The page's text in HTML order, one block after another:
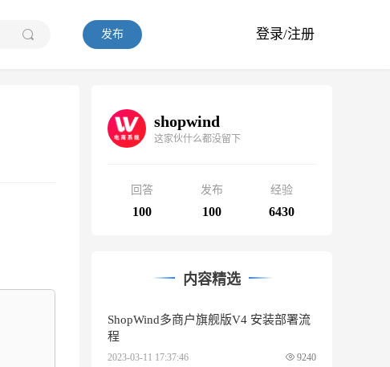
发布 登录/注册
shopwind
这家伙什么都没留下
回答
100
发布
100
经验
6430
内容精选
ShopWind多商户旗舰版V4 安装部署流
程
2023-03-11 17:37:46 9240